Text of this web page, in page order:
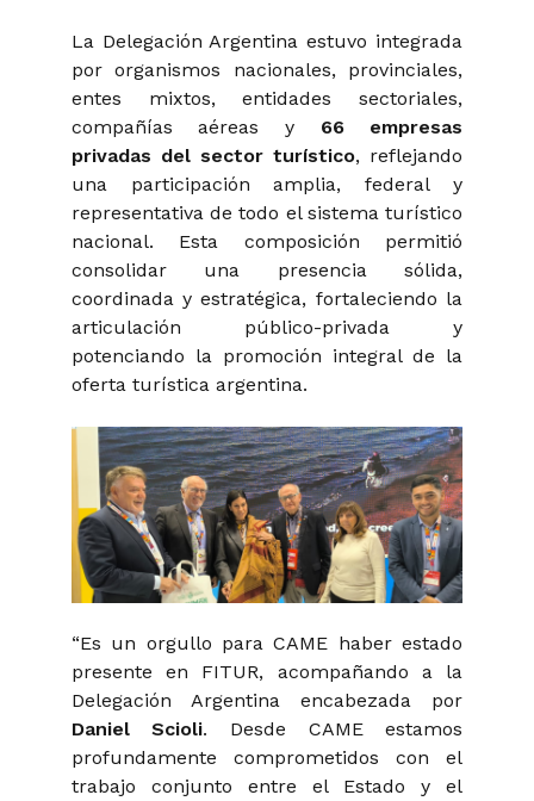
La Delegación Argentina estuvo integrada
por organismos nacionales, provinciales,
entes mixtos, entidades sectoriales,
compañías aéreas y 66 empresas
privadas del sector turístico, reflejando
una participación amplia, federal y
representativa de todo el sistema turístico
nacional. Esta composición permitió
consolidar una presencia sólida,
coordinada y estratégica, fortaleciendo la
articulación público-privada y
potenciando la promoción integral de la
oferta turística argentina.
“Es un orgullo para CAME haber estado
presente en FITUR, acompañando a la
Delegación Argentina encabezada por
Daniel Scioli. Desde CAME estamos
profundamente comprometidos con el
trabajo conjunto entre el Estado y el